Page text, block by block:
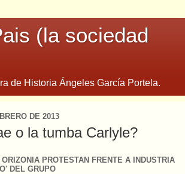
(la sociedad
de Historia Ángeles García Portela.
DE 2013
o la tumba Carlyle?
PROTESTAN FRENTE A INDUSTRIA
DEL GRUPO